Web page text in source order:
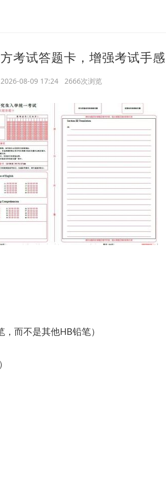
考试答题卡，增强考试手感
2026-08-09 17:24 2666次浏览
而不是其他HB铅笔）